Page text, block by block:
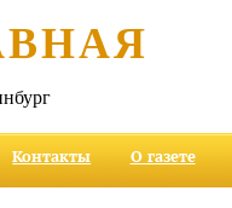
Контакты О газете